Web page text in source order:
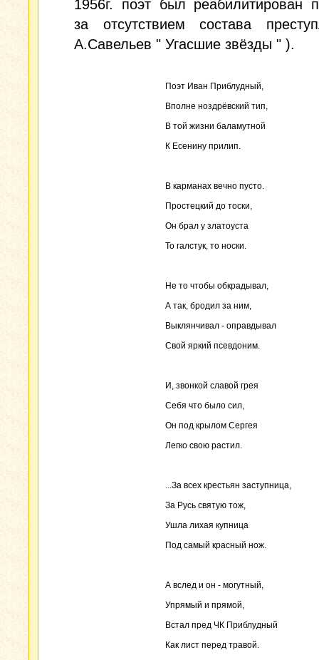
1956г. поэт был реабилитирован
за отсутствием состава
А.Савельев " Угасшие звёзды " ).
Поэт Иван Приблудный,
Вполне ноздрёвский тип,
В той жизни баламутной
К Есенину прилип.
В карманах вечно пусто.
Простецкий до тоски,
Он брал у златоуста
То галстук, то носки.
Не то чтобы обкрадывал,
А так, бродил за ним,
Выклянчивал - оправдывал
Свой яркий псевдоним.
И, звонкой славой грея
Себя что было сил,
Он под крылом Сергея
Легко свою растил.
...За всех крестьян заступница,
За Русь святую тож,
Ушла лихая купница
Под самый красный нож.
А вслед и он - могутный,
Упрямый и прямой,
Встал пред ЧК Приблудный
Как лист перед травой.